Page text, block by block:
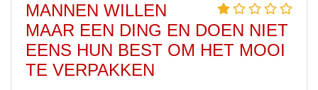
MANNEN WILLEN
MAAR EEN DING EN DOEN NIET
EENS HUN BEST OM HET MOOI
TE VERPAKKEN